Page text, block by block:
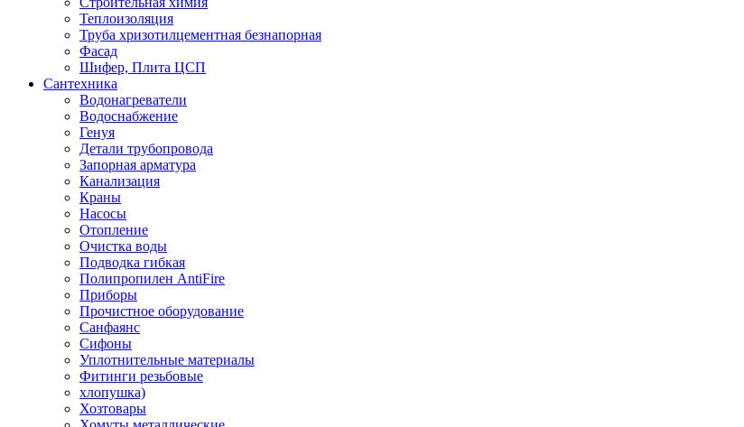
Теплоизоляция
Труба хризотилцементная безнапорная
Фасад
Шифер, Плита ЦСП
Сантехника
Водонагреватели
Водоснабжение
Генуя
Детали трубопровода
Запорная арматура
Канализация
Краны
Насосы
Отопление
Очистка воды
Подводка гибкая
Полипропилен AntiFire
Приборы
Прочистное оборудование
Санфаянс
Сифоны
Уплотнительные материалы
Фитинги резьбовые
хлопушка)
Хозтовары